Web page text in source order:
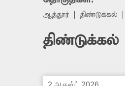
ஆத்தூர் திண்டுக்கல்